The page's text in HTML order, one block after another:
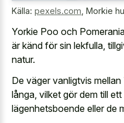
Källa: pexels.com Morkie
Yorkie Poo och
är känd för sin lekfulla,
natur.
De väger vanligtvis mellan
långa, vilket gör dem till
lägenhetsboende eller de